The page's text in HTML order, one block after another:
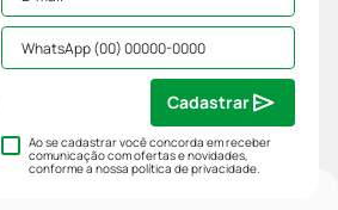
Ao se cadastrar você concorda em receber
comunicação com ofertas e novidades,
conforme a nossapolítica de privacidade.
Cadastrar